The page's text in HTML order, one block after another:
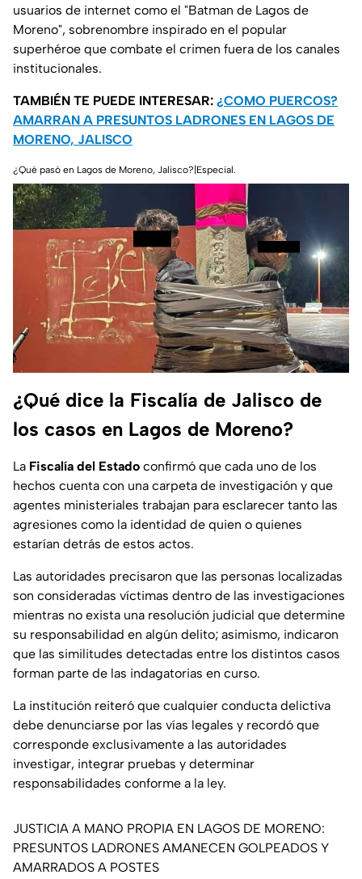
usuarios de internet como el "Batman de Lagos de
Moreno", sobrenombre inspirado en el popular
superhéroe que combate el crimen fuera de los canales
institucionales.
TAMBIÉN TE PUEDE INTERESAR: ¿COMO PUERCOS?
AMARRAN A PRESUNTOS LADRONES EN LAGOS DE
MORENO, JALISCO
¿Qué pasó en Lagos de Moreno, Jalisco?|Especial.
¿Qué dice la Fiscalía de Jalisco de
los casos en Lagos de Moreno?
La Fiscalía del Estado confirmó que cada uno de los
hechos cuenta con una carpeta de investigación y que
agentes ministeriales trabajan para esclarecer tanto las
agresiones como la identidad de quien o quienes
estarían detrás de estos actos.
Las autoridades precisaron que las personas localizadas
son consideradas víctimas dentro de las investigaciones
mientras no exista una resolución judicial que determine
su responsabilidad en algún delito; asimismo, indicaron
que las similitudes detectadas entre los distintos casos
forman parte de las indagatorias en curso.
La institución reiteró que cualquier conducta delictiva
debe denunciarse por las vías legales y recordó que
corresponde exclusivamente a las autoridades
investigar, integrar pruebas y determinar
responsabilidades conforme a la ley.
JUSTICIA A MANO PROPIA EN LAGOS DE MORENO:
PRESUNTOS LADRONES AMANECEN GOLPEADOS Y
AMARRADOS A POSTES